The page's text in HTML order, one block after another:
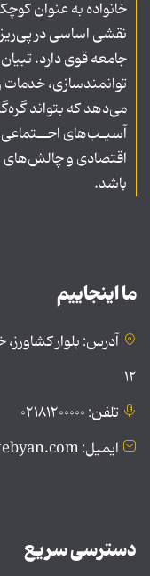
خانواده به عنوان
نقشی اساسی در
جامعه قوی دارد.
توانمندسازی، خدمات
می‌دهد که بتواند
آسیـب‌های
اقتصادی و چالش‌های
باشد.
ما اینجاییم
آدرس: بلوار
۱۲
تلفن: ۰۲۱۸۱۲۰۰۰۰۰
ایمیل: public@tebyan.com
دسترسی سریع